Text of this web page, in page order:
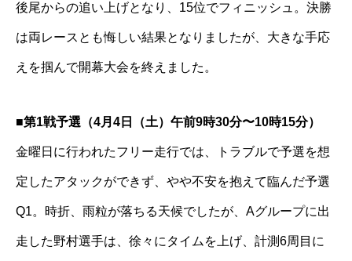
後尾からの追い上げとなり、15位でフィニッシュ。決勝
は両レースとも悔しい結果となりましたが、大きな手応
えを掴んで開幕大会を終えました。
■第1戦予選（4月4日（土）午前9時30分〜10時15分）
金曜日に行われたフリー走行では、トラブルで予選を想
定したアタックができず、やや不安を抱えて臨んだ予選
Q1。時折、雨粒が落ちる天候でしたが、Aグループに出
走した野村選手は、徐々にタイムを上げ、計測6周目に